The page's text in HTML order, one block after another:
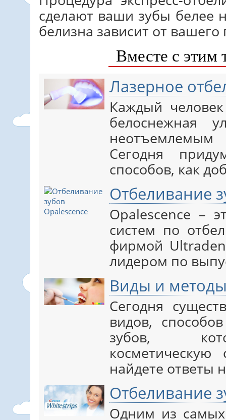
сделают ваши зубы белее
белизна зависит от
Вместе с этим
Лазерное
Каждый
белоснежная
Сегодня
способов, как
Отбеливание
Opalescence –
систем по
фирмой
лидером по
Виды и
Сегодня
видов,
зубов,
найдете ответы
Отбеливание
Одним из самых